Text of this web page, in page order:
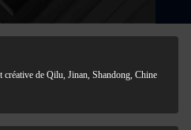
créative de Qilu, Jinan, Shandong, Chine